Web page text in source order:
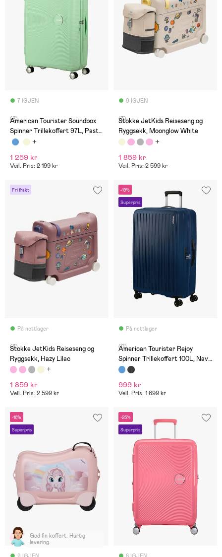
7 IGJEN
(8)
American Tourister Soundbox
Spinner Trillekoffert 97L, Pastel
Green
1 259 kr
Veil. Pris: 2 199 kr
9 IGJEN
(3)
Stokke JetKids Reiseseng og
Ryggsekk, Moonglow White
1 859 kr
Veil. Pris: 2 599 kr
Fri frakt
På nettlager
(3)
Stokke JetKids Reiseseng og
Ryggsekk, Hazy Lilac
1 859 kr
Veil. Pris: 2 599 kr
-19%
Superpris
På nettlager
(0)
American Tourister Rejoy
Spinner Trillekoffert 100L, Navy
Blue
999 kr
Veil. Pris: 1 699 kr
-16%
Superpris
God fin koffert. Hurtig
levering.
-25%
Superpris